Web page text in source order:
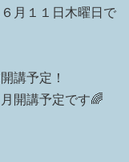
月１１日木曜日で
講予定！
開講予定です🌈